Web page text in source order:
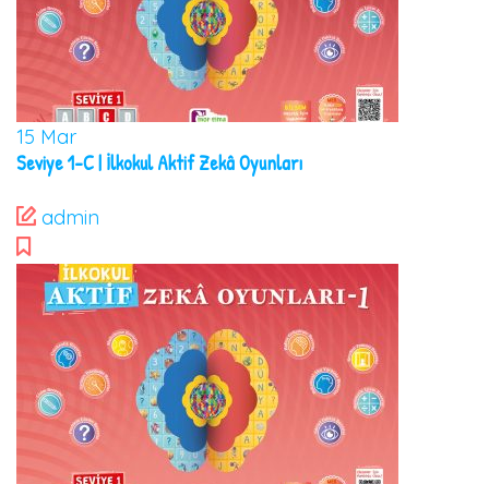
15 Mar
Seviye 1-C | İlkokul Aktif Zekâ Oyunları
admin